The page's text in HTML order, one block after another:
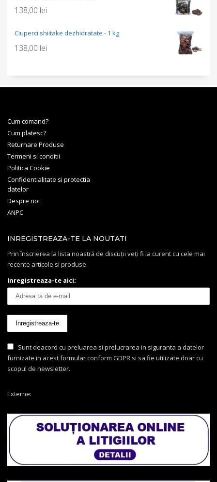
138,00 lei
Ciuperci shiitake dezhidratate - 1 kg
138,00 lei
Cum comand?
Cum platesc?
Returnare Produse
Termeni si conditii
Politica Cookie
Confidentialitate si protectia
datelor
Despre noi
ANPC
INREGISTREAZA-TE LA NOUTATI
Prin înscrierea la lista noastră de discuții veți fi la curent cu cele mai
recente articole si produse.
Inregistreaza-te aici:
Sunt deacord cu preluarea si prelucrarea in siguranta a datelor
furnizate in acest formular conform GDPR si sa fie utilizate doar cu
scopul de newsletter.
Externe: